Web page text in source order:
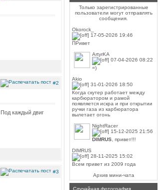
#2
. Под каждый двиг
#3
Только зарегистрированные
пользователи могут отправлять
сообщения.
Okorock_
17-05-2026 19:46
ПРивет
ArtyrKA
07-04-2026 08:22
=)
Akio
31-01-2026 18:50
Когда скутер работает между
карбюратором и рамой
появляется искра и при открытии
ручки газа из карбюратора
вылетает огонь
NightRacer
15-12-2025 21:56
DIMRUS , привет!!!
DIMRUS
28-11-2025 15:02
Всем привет из 2009 года
Архив мини-чата
Случайная фотография